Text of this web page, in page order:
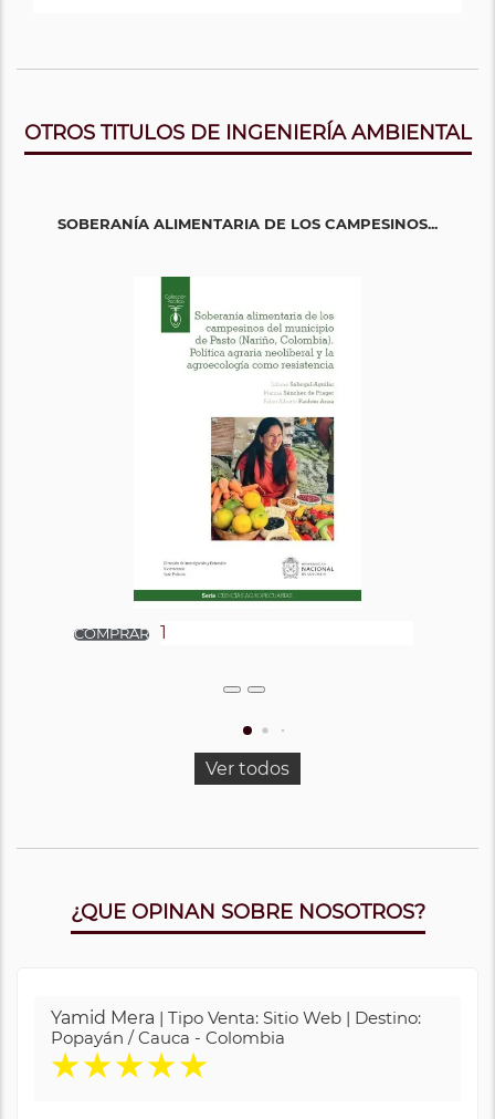
OTROS TITULOS DE INGENIERÍA AMBIENTAL
SOBERANÍA ALIMENTARIA DE LOS CAMPESINOS...
Ver todos
¿QUE OPINAN SOBRE NOSOTROS?
Yamid Mera | Tipo Venta: Sitio Web | Destino:
Popayán / Cauca - Colombia
★★★★★